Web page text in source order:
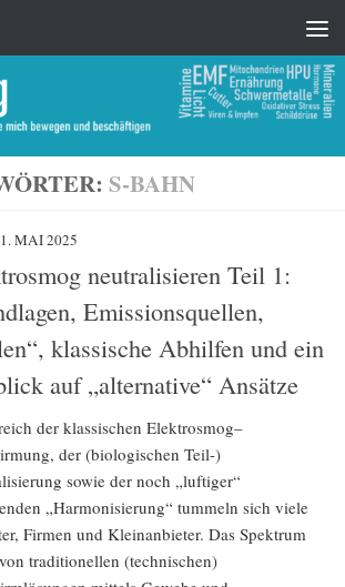
S-BAHN
MAI 2025
neutralisieren Teil 1:
Emissionsquellen,
klassische Abhilfen und ein
auf „alternative“ Ansätze
der klassischen Elektrosmog–
der (biologischen Teil-)
sowie der noch „luftiger“
„Harmonisierung“ tummeln sich viele
Firmen und Kleinanbieter. Das Spektrum
traditionellen (technischen)